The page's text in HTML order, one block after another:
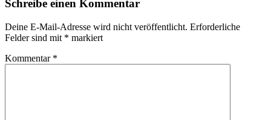
Schreibe einen Kommentar
Deine E-Mail-Adresse wird nicht veröffentlicht. Erforderliche
Felder sind mit * markiert
Kommentar *